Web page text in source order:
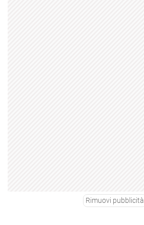
Rimuovi pubblicità